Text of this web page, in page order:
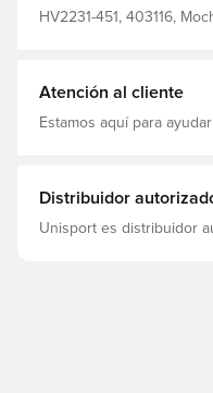
HV2231-451, 403116,
Atención al cliente
Estamos aquí para ayudar
Distribuidor
Unisport es distribuidor